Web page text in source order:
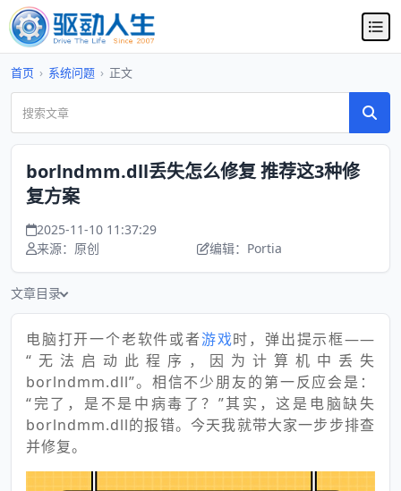
首页 › 系统问题 › 正文
borlndmm.dll丢失怎么修复 推荐这3种修
复方案
2025-11-10 11:37:29
来源：原创
编辑：Portia
文章目录
电脑打开一个老软件或者游戏时，弹出提示框——
“无法启动此程序，因为计算机中丢失
borlndmm.dll”。相信不少朋友的第一反应会是：
“完了，是不是中病毒了？”其实，这是电脑缺失
borlndmm.dll的报错。今天我就带大家一步步排查
并修复。